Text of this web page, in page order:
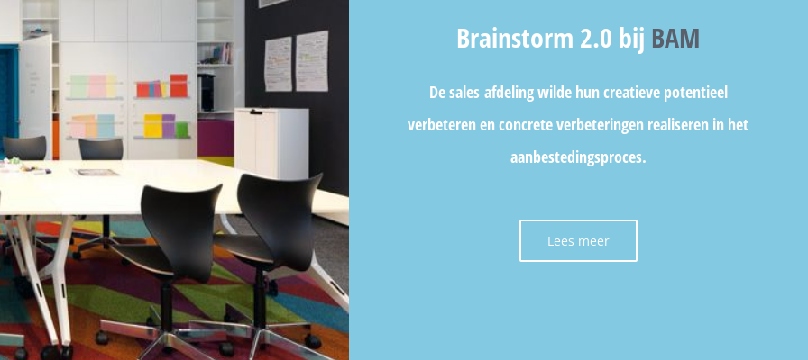
Brainstorm 2.0 bij BAM
De sales afdeling wilde hun creatieve potentieel
verbeteren en concrete verbeteringen realiseren in het
aanbestedingsproces.
Lees meer